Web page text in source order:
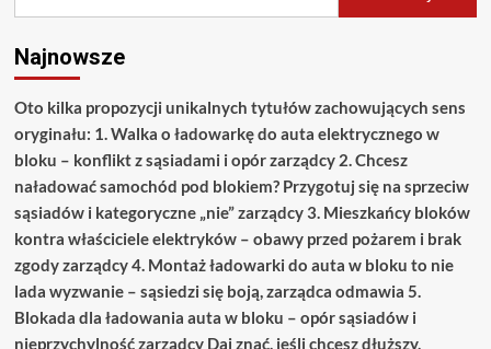
Najnowsze
Oto kilka propozycji unikalnych tytułów zachowujących sens
oryginału: 1. Walka o ładowarkę do auta elektrycznego w
bloku – konflikt z sąsiadami i opór zarządcy 2. Chcesz
naładować samochód pod blokiem? Przygotuj się na sprzeciw
sąsiadów i kategoryczne „nie” zarządcy 3. Mieszkańcy bloków
kontra właściciele elektryków – obawy przed pożarem i brak
zgody zarządcy 4. Montaż ładowarki do auta w bloku to nie
lada wyzwanie – sąsiedzi się boją, zarządca odmawia 5.
Blokada dla ładowania auta w bloku – opór sąsiadów i
nieprzychylność zarządcy Daj znać, jeśli chcesz dłuższy,